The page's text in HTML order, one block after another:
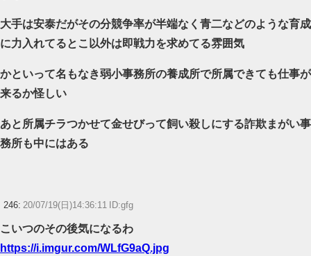
大手は安泰だがその分競争率が半端なく青二などのような育成
に力入れてるとこ以外は即戦力を求めてる雰囲気
かといって名もなき弱小事務所の養成所で所属できても仕事が
来るか怪しい
あと所属チラつかせて金せびって飼い殺しにする詐欺まがい事
務所も中にはある
246: 20/07/19(日)14:36:11 ID:gfg
こいつのその後気になるわ
https://i.imgur.com/WLfG9aQ.jpg